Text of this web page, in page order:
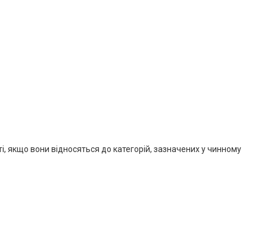
якщо вони відносяться до категорій, зазначених у чинному